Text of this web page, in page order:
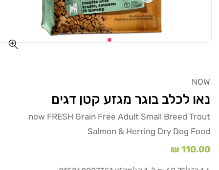
NOW
נאו לכלב בוגר מגזע קטן דגים
now FRESH Grain Free Adult Small Breed Trout
Salmon & Herring Dry Dog Food
מחיר
110.00 ₪